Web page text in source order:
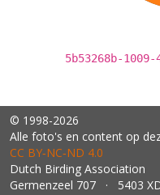
5b53268b-
© 1998-2026
Alle foto's en content op
CC BY‑NC‑ND 4.0
Dutch Birding Association
Germenzeel 707 · 5403